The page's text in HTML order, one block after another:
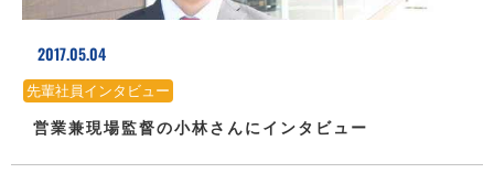
2017.05.04
先輩社員インタビュー
営業兼現場監督の小林さんにインタビュー